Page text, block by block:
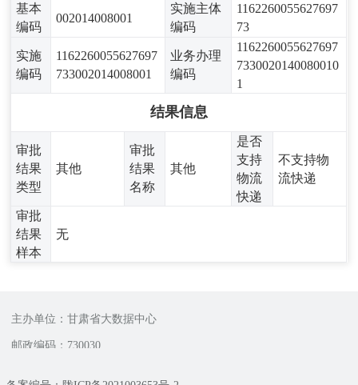
基本
编码
002014008001
实施主体
编码
1162260055627697
73
实施
编码
1162260055627697
733002014008001
业务办理
编码
1162260055627697
7330020140080010
1
结果信息
审批
结果
类型
其他
审批
结果
名称
其他
是否
支持
物流
快递
不支持物
流快递
审批
结果
样本
无
主办单位：甘肃省大数据中心
邮政编码：730030